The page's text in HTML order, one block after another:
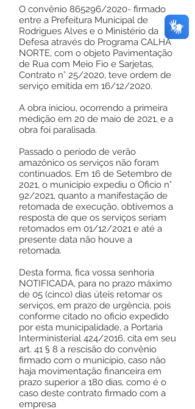
O convênio 865296/2020- firmado
entre a Prefeitura Municipal de
Rodrigues Alves e o Ministério da
Defesa através do Programa CALHA
NORTE, com o objeto Pavimentação
de Rua com Meio Fio e Sarjetas,
Contrato n° 25/2020, teve ordem de
serviço emitida em 16/12/2020.
A obra iniciou, ocorrendo a primeira
medição em 20 de maio de 2021, e a
obra foi paralisada.
Passado o período de verão
amazônico os serviços não foram
continuados. Em 16 de Setembro de
2021, o município expediu o Oficio n°
92/2021, quanto a manifestação de
retomada de execução, obtivemos a
resposta de que os serviços seriam
retomados em 01/12/2021 e até a
presente data não houve a
retomada.
Desta forma, fica vossa senhoria
NOTIFICADA, para no prazo máximo
de 05 (cinco) dias úteis retomar os
serviços, em prazo de urgência, pois
conforme citado no oficio expedido
por esta municipalidade, a Portaria
Interministerial 424/2016, cita em seu
art. 41 § 8 a rescisão do convênio
firmado com o município, caso nâo
haja movimentação financeira em
prazo superior a 180 dias, como é o
caso deste contrato firmado com a
empresa